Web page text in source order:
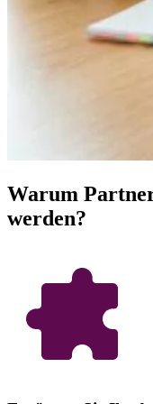
Warum
werden?